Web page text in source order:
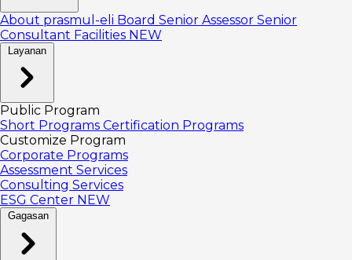
About prasmul-eli Board Senior Assessor Senior
Consultant Facilities NEW
Layanan
Public Program
Short Programs Certification Programs
Customize Program
Corporate Programs
Assessment Services
Consulting Services
ESG Center NEW
Gagasan